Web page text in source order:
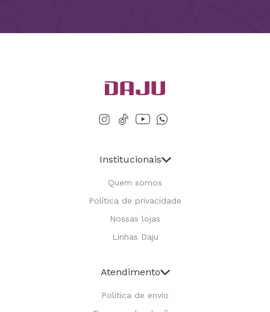
Institucionais
Quem somos
Política de privacidade
Nossas lojas
Linhas Daju
Atendimento
Política de envio